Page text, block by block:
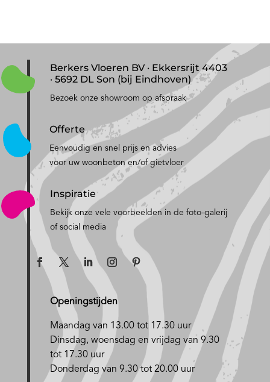
Berkers Vloeren BV · Ekkersrijt 4403
· 5692 DL Son (bij Eindhoven)
Bezoek onze showroom op afspraak
Offerte
Eenvoudig en snel prijs en advies
voor uw woonbeton en/of gietvloer
Inspiratie
Bekijk onze vele voorbeelden in de foto-galerij
of social media
Openingstijden
Maandag van 13.00 tot 17.30 uur
Dinsdag, woensdag en vrijdag van 9.30
tot 17.30 uur
Donderdag van 9.30 tot 20.00 uur